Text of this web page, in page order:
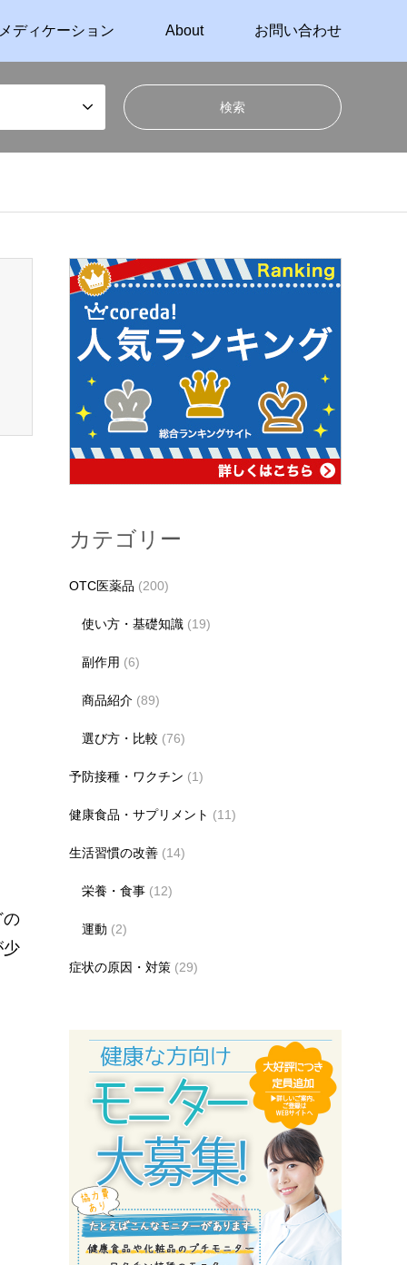
ディケーション About お問い合わせ
の
少
カテゴリー
OTC医薬品 (200)
使い方・基礎知識 (19)
副作用 (6)
商品紹介 (89)
選び方・比較 (76)
予防接種・ワクチン (1)
健康食品・サプリメント (11)
生活習慣の改善 (14)
栄養・食事 (12)
運動 (2)
症状の原因・対策 (29)